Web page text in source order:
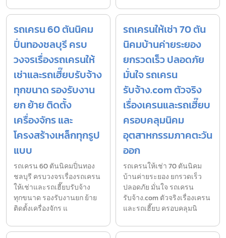
รถเครน 60 ตันนิคม
ปิ่นทองชลบุรี ครบ
วงจรเรื่องรถเครนให้
เช่าและรถเฮี๊ยบรับจ้าง
ทุกขนาด รองรับงาน
ยก ย้าย ติดตั้ง
เครื่องจักร และ
โครงสร้างเหล็กทุกรูป
แบบ
รถเครน 60 ตันนิคมปิ่นทอง
ชลบุรี ครบวงจรเรื่องรถเครน
ให้เช่าและรถเฮี๊ยบรับจ้าง
ทุกขนาด รองรับงานยก ย้าย
ติดตั้งเครื่องจักร แ
รถเครนให้เช่า 70 ตัน
นิคมบ้านค่ายระยอง
ยกรวดเร็ว ปลอดภัย
มั่นใจ รถเครน
รับจ้าง.com ตัวจริง
เรื่องเครนและรถเฮี๊ยบ
ครอบคลุมนิคม
อุตสาหกรรมภาคตะวัน
ออก
รถเครนให้เช่า 70 ตันนิคม
บ้านค่ายระยอง ยกรวดเร็ว
ปลอดภัย มั่นใจ รถเครน
รับจ้าง.com ตัวจริงเรื่องเครน
และรถเฮี๊ยบ ครอบคลุมนิ